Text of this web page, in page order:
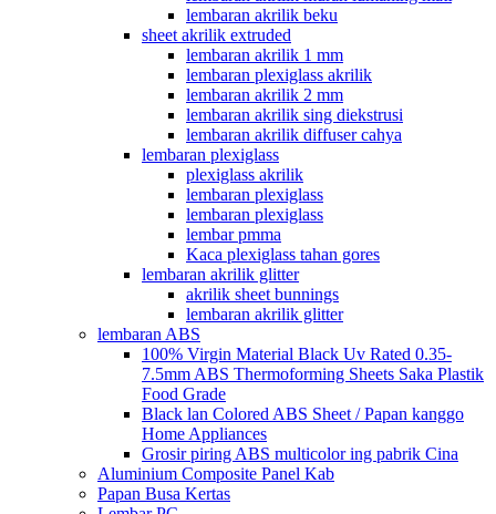
lembaran akrilik beku
sheet akrilik extruded
lembaran akrilik 1 mm
lembaran plexiglass akrilik
lembaran akrilik 2 mm
lembaran akrilik sing diekstrusi
lembaran akrilik diffuser cahya
lembaran plexiglass
plexiglass akrilik
lembaran plexiglass
lembaran plexiglass
lembar pmma
Kaca plexiglass tahan gores
lembaran akrilik glitter
akrilik sheet bunnings
lembaran akrilik glitter
lembaran ABS
100% Virgin Material Black Uv Rated 0.35-
7.5mm ABS Thermoforming Sheets Saka Plastik
Food Grade
Black lan Colored ABS Sheet / Papan kanggo
Home Appliances
Grosir piring ABS multicolor ing pabrik Cina
Aluminium Composite Panel Kab
Papan Busa Kertas